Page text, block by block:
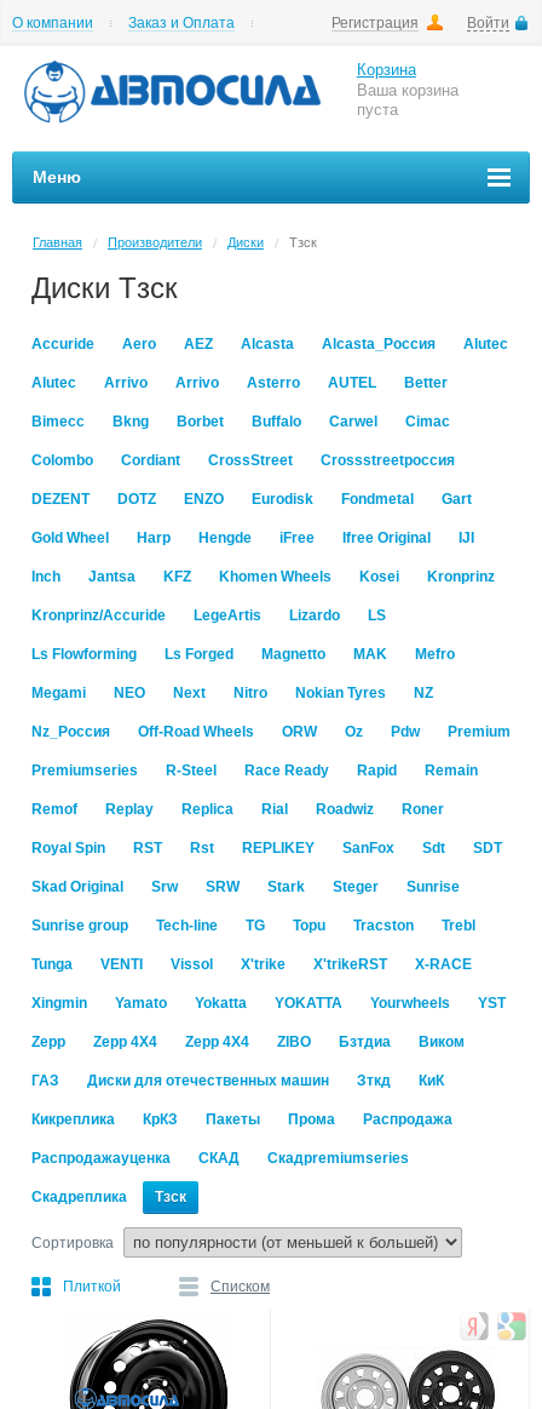
Регистрация Войти
О компании
Заказ и Оплата
Корзина
Ваша корзина
пуста
Меню
Главная / Производители / Диски / Тзск
Диски Тзск
Accuride Aero AEZ Alcasta Alcasta_Россия Alutec
Alutec Arrivo Arrivo Asterro AUTEL Better
Bimecc Bkng Borbet Buffalo Carwel Cimac
Colombo Cordiant CrossStreet Crossstreetроссия
DEZENT DOTZ ENZO Eurodisk Fondmetal Gart
Gold Wheel Harp Hengde iFree Ifree Original IJI
Inch Jantsa KFZ Khomen Wheels Kosei Kronprinz
Kronprinz/Accuride LegeArtis Lizardo LS
Ls Flowforming Ls Forged Magnetto MAK Mefro
Megami NEO Next Nitro Nokian Tyres NZ
Nz_Россия Off-Road Wheels ORW Oz Pdw Premium
Premiumseries R-Steel Race Ready Rapid Remain
Remof Replay Replica Rial Roadwiz Roner
Royal Spin RST Rst RЕPLIKEY SanFox Sdt SDT
Skad Original Srw SRW Stark Steger Sunrise
Sunrise group Tech-line TG Topu Tracston Trebl
Tunga VENTI Vissol X'trike X'trikeRST X-RACE
Xingmin Yamato Yokatta YOKATTA Yourwheels YST
Zepp Zepp 4X4 Zepp 4Х4 ZIBO Бзтдиа Виком
ГАЗ Диски для отечественных машин Зткд КиК
Кикреплика КрКЗ Пакеты Прома Распродажа
Распродажауценка СКАД Скадpremiumseries
Скадреплика Тзск
Сортировка
Плиткой Списком